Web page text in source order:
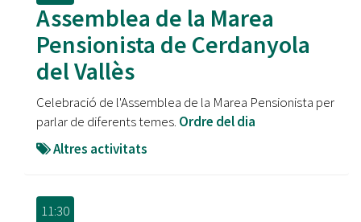
Assemblea de la Marea
Pensionista de Cerdanyola
del Vallès
Celebració de l'Assemblea de la Marea Pensionista per
parlar de diferents temes. Ordre del dia
Altres activitats
11:30